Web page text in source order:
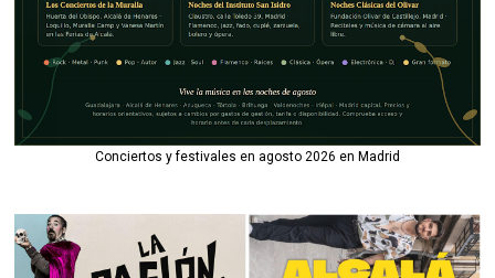
Conciertos y festivales en agosto 2026 en Madrid